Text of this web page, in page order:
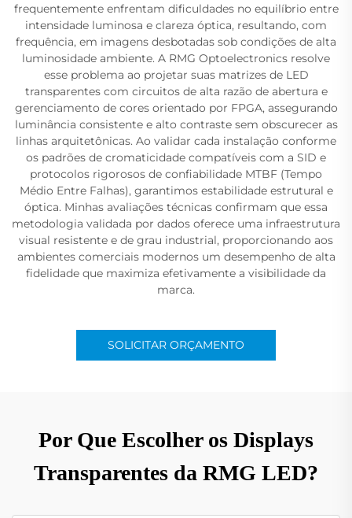
frequentemente enfrentam dificuldades no equilíbrio entre
intensidade luminosa e clareza óptica, resultando, com
frequência, em imagens desbotadas sob condições de alta
luminosidade ambiente. A RMG Optoelectronics resolve
esse problema ao projetar suas matrizes de LED
transparentes com circuitos de alta razão de abertura e
gerenciamento de cores orientado por FPGA, assegurando
luminância consistente e alto contraste sem obscurecer as
linhas arquitetônicas. Ao validar cada instalação conforme
os padrões de cromaticidade compatíveis com a SID e
protocolos rigorosos de confiabilidade MTBF (Tempo
Médio Entre Falhas), garantimos estabilidade estrutural e
óptica. Minhas avaliações técnicas confirmam que essa
metodologia validada por dados oferece uma infraestrutura
visual resistente e de grau industrial, proporcionando aos
ambientes comerciais modernos um desempenho de alta
fidelidade que maximiza efetivamente a visibilidade da
marca.
SOLICITAR ORÇAMENTO
Por Que Escolher os Displays
Transparentes da RMG LED?